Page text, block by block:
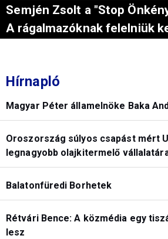
Semjén Zsolt a "Stop
A rágalmazóknak felelniük
Hírnapló
Magyar Péter államelnöke Baka
Oroszország súlyos csapást mért
legnagyobb olajkitermelő
Balatonfüredi Borhetek
Rétvári Bence: A közmédia egy
lesz